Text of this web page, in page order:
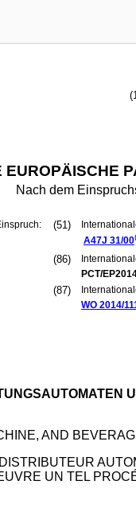
EUROPÄISCHE
Nach dem
(51)
A47J 31/00
(86)
PCT/
(87)
WO 2014/
AND
UN TEL